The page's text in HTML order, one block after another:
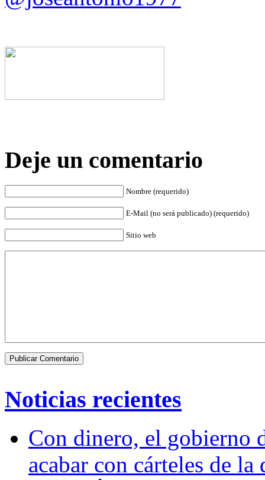
Deje un comentario
Nombre (requerido)
E-Mail (no será publicado) (requerido)
Sitio web
Noticias recientes
Con dinero, el gobierno
acabar con cárteles de la